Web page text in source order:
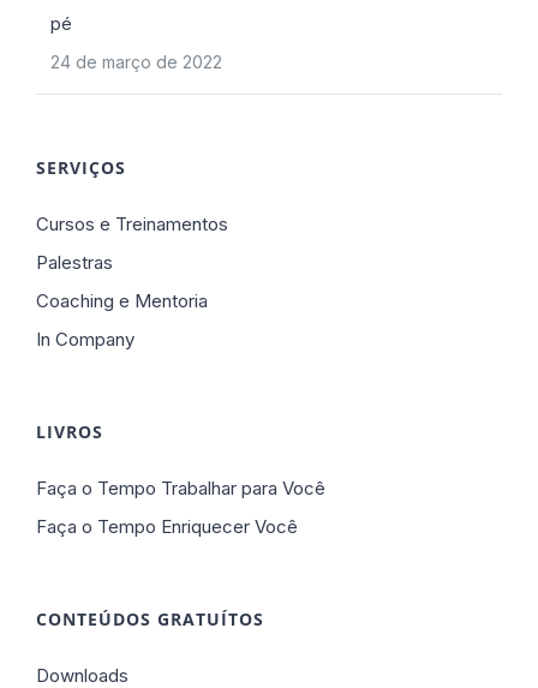
pé
24 de março de 2022
SERVIÇOS
Cursos e Treinamentos
Palestras
Coaching e Mentoria
In Company
LIVROS
Faça o Tempo Trabalhar para Você
Faça o Tempo Enriquecer Você
CONTEÚDOS GRATUÍTOS
Downloads